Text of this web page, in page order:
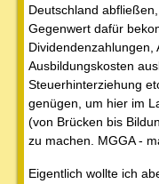
Deutschland
Gegenwert dafür
Dividendenzahlungen,
Ausbildungskosten
Steuerhinterziehung
genügen, um hier im
(von Brücken bis
zu machen. MGGA -
Eigentlich wollte ich